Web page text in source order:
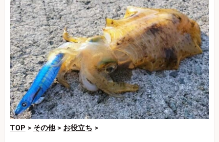
TOP > その他> お役立ち >